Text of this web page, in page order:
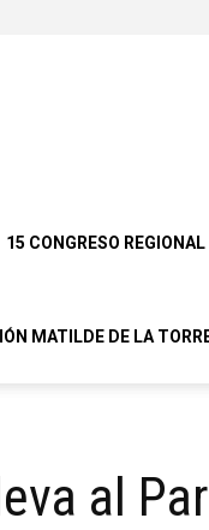
15 CONGRESO REGIONAL
MATILDE DE LA
al